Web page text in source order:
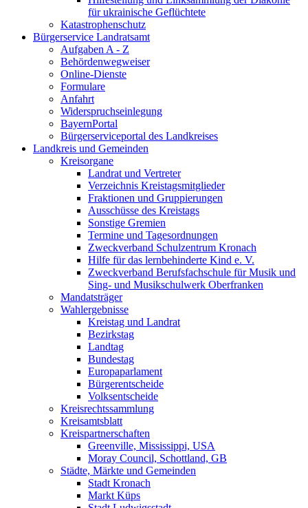
für ukrainische Geflüchtete
Katastrophenschutz
Bürgerservice Landratsamt
Aufgaben A - Z
Behördenwegweiser
Online-Dienste
Formulare
Anfahrt
Widerspruchseinlegung
BayernPortal
Bürgerserviceportal des Landkreises
Landkreis und Gemeinden
Kreisorgane
Landrat und Vertreter
Verzeichnis Kreistagsmitglieder
Fraktionen und Gruppierungen
Ausschüsse des Kreistags
Sonstige Gremien
Termine und Tagesordnungen
Zweckverband Schulzentrum Kronach
Hilfe für das lernbehinderte Kind e. V.
Zweckverband Berufsfachschule für Musik und
Sing- und Musikschulwerk Oberfranken
Mandatsträger
Wahlergebnisse
Kreistag und Landrat
Bezirkstag
Landtag
Bundestag
Europaparlament
Bürgerentscheide
Volksentscheide
Kreisrechtssammlung
Kreisamtsblatt
Kreispartnerschaften
Greenville, Mississippi, USA
Moray Council, Schottland, GB
Städte, Märkte und Gemeinden
Stadt Kronach
Markt Küps